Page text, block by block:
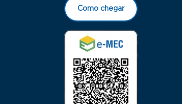
Como chegar